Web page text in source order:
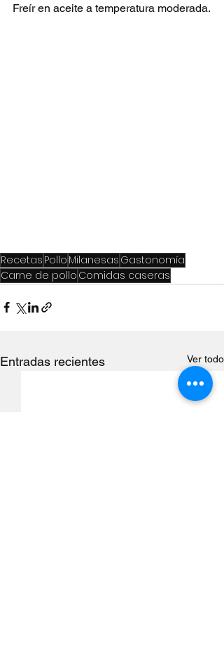
Freír en aceite a temperatura moderada.
Recetas Pollo Milanesas Gastonomía
Carne de pollo Comidas caseras
Entradas recientes Ver todo